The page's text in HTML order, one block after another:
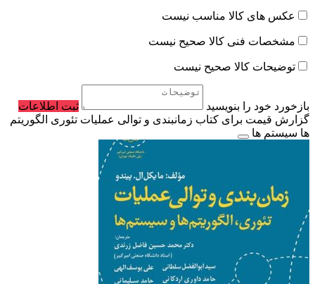
عکس های کالا مناسب نیست
مشخصات فنی کالا صحیح نیست
توضیحات کالا صحیح نیست
بازخورد خود را بنویسید
ثبت اطلاعات
گزارش قیمت برای کتاب زمانبندی و توالی عملیات تئوری الگوریتم
ها سیستم ها